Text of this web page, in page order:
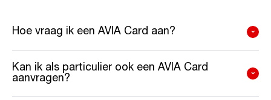
Hoe vraag ik een AVIA Card aan?
Kan ik als particulier ook een AVIA Card
aanvragen?